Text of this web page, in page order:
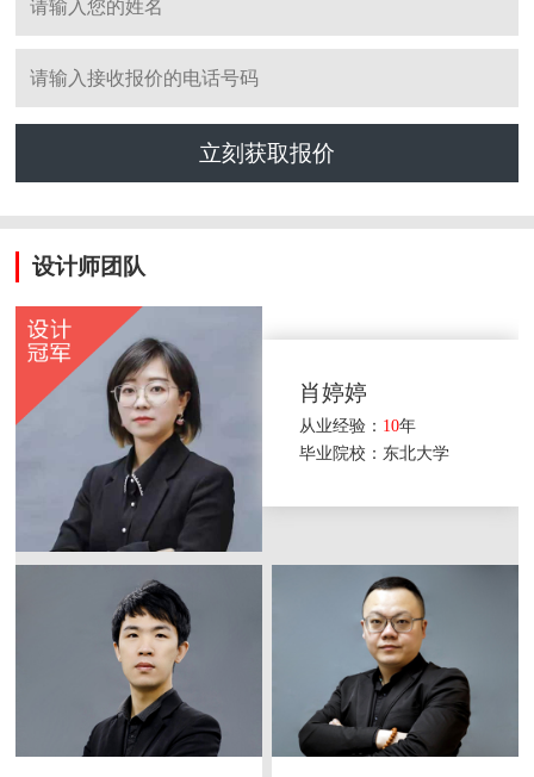
立刻获取报价
设计师团队
肖婷婷
从业经验： 10年
毕业院校：东北大学